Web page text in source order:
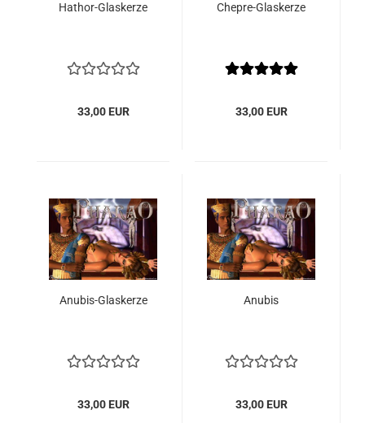
Hathor-Glaskerze
33,00 EUR
Chepre-Glaskerze
33,00 EUR
Anubis-Glaskerze
33,00 EUR
Anubis
33,00 EUR